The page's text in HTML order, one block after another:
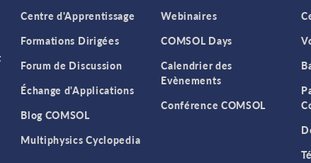
Centre d'Apprentissage
Formations Dirigées
Forum de Discussion
Échange d'Applications
Blog COMSOL
Multiphysics Cyclopedia
Webinaires
COMSOL Days
Calendrier des
Evènements
Conférence COMSOL